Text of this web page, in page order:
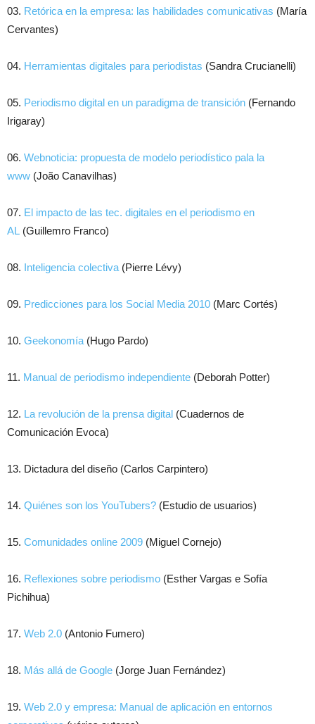
03. Retórica en la empresa: las habilidades comunicativas (María
Cervantes)
04. Herramientas digitales para periodistas (Sandra Crucianelli)
05. Periodismo digital en un paradigma de transición (Fernando
Irigaray)
06. Webnoticia: propuesta de modelo periodístico pala la
www (João Canavilhas)
07. El impacto de las tec. digitales en el periodismo en
AL (Guillemro Franco)
08. Inteligencia colectiva (Pierre Lévy)
09. Predicciones para los Social Media 2010 (Marc Cortés)
10. Geekonomía (Hugo Pardo)
11. Manual de periodismo independiente (Deborah Potter)
12. La revolución de la prensa digital (Cuadernos de
Comunicación Evoca)
13. Dictadura del diseño (Carlos Carpintero)
14. Quiénes son los YouTubers? (Estudio de usuarios)
15. Comunidades online 2009 (Miguel Cornejo)
16. Reflexiones sobre periodismo (Esther Vargas e Sofía
Pichihua)
17. Web 2.0 (Antonio Fumero)
18. Más allá de Google (Jorge Juan Fernández)
19. Web 2.0 y empresa: Manual de aplicación en entornos